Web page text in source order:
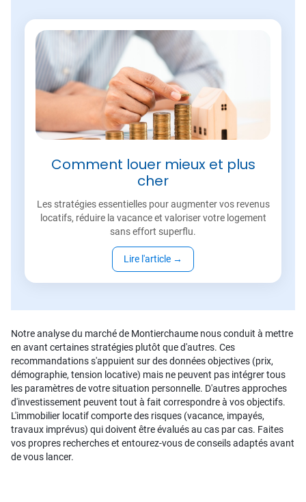
Comment louer mieux et plus
cher
Les stratégies essentielles pour augmenter vos revenus
locatifs, réduire la vacance et valoriser votre logement
sans effort superflu.
Lire l'article →
Notre analyse du marché de Montierchaume nous conduit à mettre
en avant certaines stratégies plutôt que d'autres. Ces
recommandations s'appuient sur des données objectives (prix,
démographie, tension locative) mais ne peuvent pas intégrer tous
les paramètres de votre situation personnelle. D'autres approches
d'investissement peuvent tout à fait correspondre à vos objectifs.
L'immobilier locatif comporte des risques (vacance, impayés,
travaux imprévus) qui doivent être évalués au cas par cas. Faites
vos propres recherches et entourez-vous de conseils adaptés avant
de vous lancer.